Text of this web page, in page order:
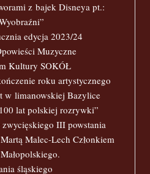
z bajek Disneya pt.:
edycja 2023/24
Muzyczne
Kultury SOKÓŁ
roku artystycznego
w limanowskiej Bazylice
lat polskiej rozrywki”
III powstania
Malec-Lech Członkiem
śląskiego